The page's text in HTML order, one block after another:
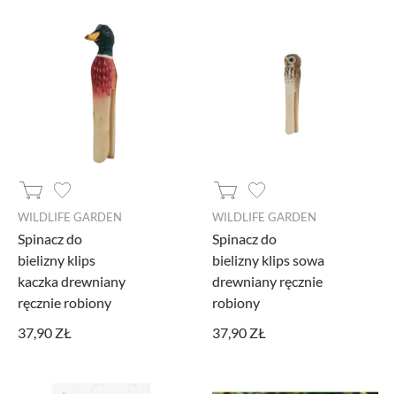
SZKLARNIE OGRODOWE
OZDOBY ŚWIĄTECZNE
POMYSŁ NA PREZENT
PROMOCJA
MARKI
WILDLIFE GARDEN
Spinacz do
bielizny klips
kaczka drewniany
ręcznie robiony
37,90 ZŁ
WILDLIFE GARDEN
Spinacz do
bielizny klips sowa
drewniany ręcznie
robiony
37,90 ZŁ